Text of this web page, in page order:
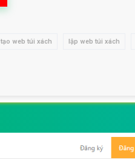
tạo web túi xách lập web túi xách